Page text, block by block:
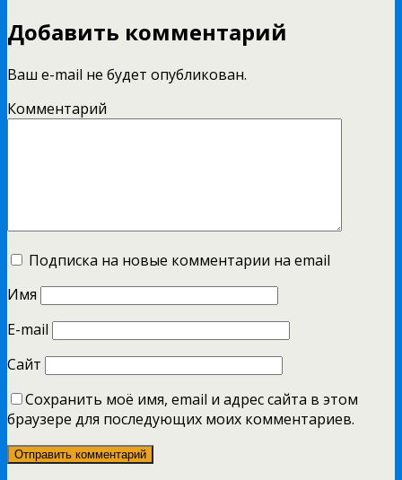
Добавить комментарий
Ваш e-mail не будет опубликован.
Комментарий
Подписка на новые комментарии на email
Имя
E-mail
Сайт
Сохранить моё имя, email и адрес сайта в этом
браузере для последующих моих комментариев.